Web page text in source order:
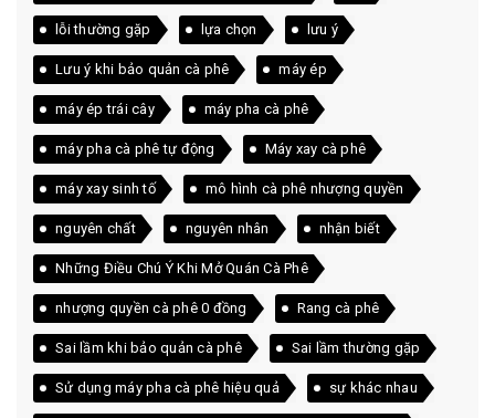
lỗi thường gặp lựa chọn lưu ý
Lưu ý khi bảo quản cà phê máy ép
máy ép trái cây máy pha cà phê
máy pha cà phê tự động Máy xay cà phê
máy xay sinh tố mô hình cà phê nhượng quyền
nguyên chất nguyên nhân nhận biết
Những Điều Chú Ý Khi Mở Quán Cà Phê
nhượng quyền cà phê 0 đồng Rang cà phê
Sai lầm khi bảo quản cà phê Sai lầm thường gặp
Sử dụng máy pha cà phê hiệu quả sự khác nhau